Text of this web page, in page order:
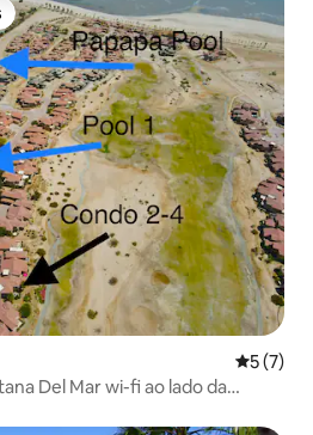
5 de
5 (7)
Del Mar wi-fi ao lado da